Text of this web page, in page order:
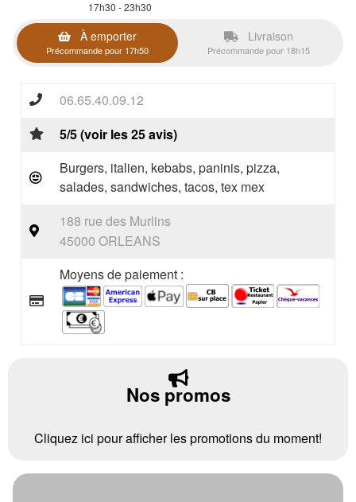
17h30 - 23h30
À emporter
Précommande pour 17h50
Livraison
Précommande pour 18h15
06.65.40.09.12
5/5 (voir les 25 avis)
Burgers, italien, kebabs, paninis, pizza,
salades, sandwiches, tacos, tex mex
188 rue des Murlins
45000 ORLEANS
Moyens de paiement :
Nos promos
Cliquez ici pour afficher les promotions du moment!